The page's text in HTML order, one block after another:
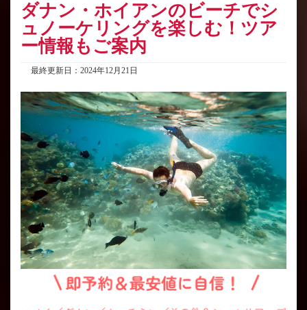
ダナン・ホイアンのビーチでシ
ュノーケリングを楽しむ！ツア
ー情報もご案内
最終更新日：2024年12月21日